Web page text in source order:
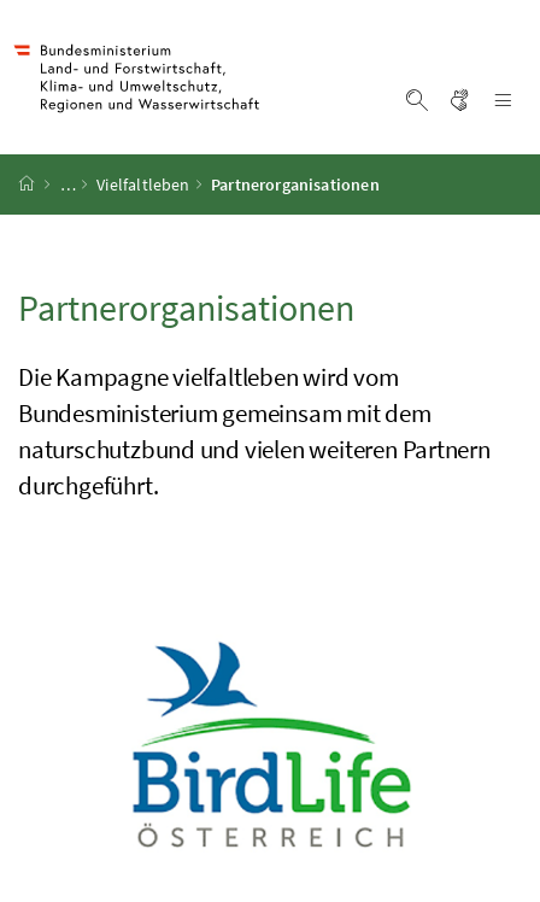
Startseite
… Vielfaltleben Partnerorganisationen
Partnerorganisationen
DieKampagnevielfaltleben wird vom
Bundesministerium gemeinsam mit dem
naturschutzbund und vielen weiteren Partnern
durchgeführt.